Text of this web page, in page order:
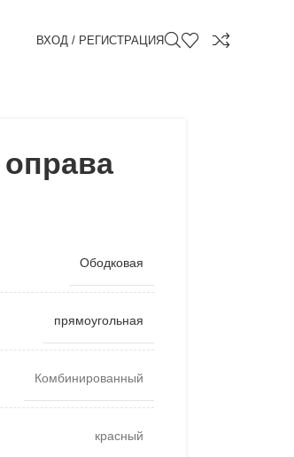
ВХОД / РЕГИСТРАЦИЯ
оправа
Ободковая
прямоугольная
Комбинированный
красный